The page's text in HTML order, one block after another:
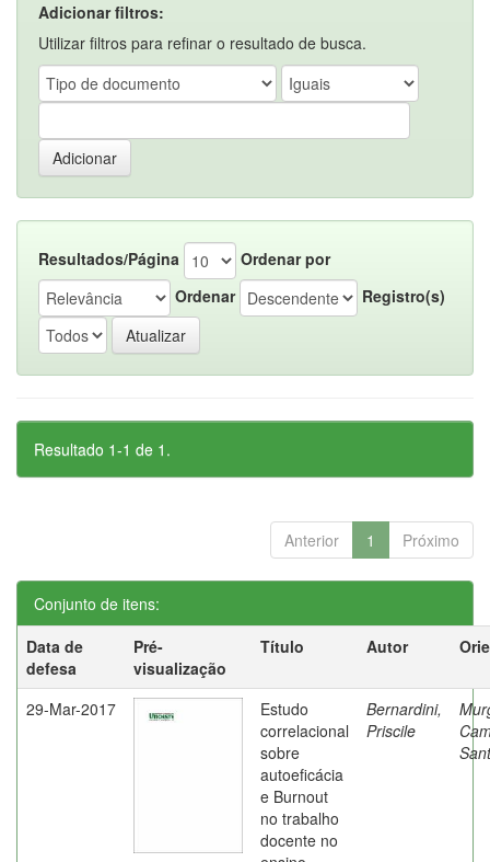
Adicionar filtros:
Utilizar filtros para refinar o resultado de busca.
Resultados/Página
Ordenar por
Ordenar
Registro(s)
Resultado 1-1 de 1.
Anterior 1 Próximo
Conjunto de itens:
Data de
defesa
Pré-
visualização
Título Autor
29-Mar-2017
Estudo
correlacional
sobre
autoeficácia
e Burnout
no trabalho
docente no
Bernardini,
Priscile